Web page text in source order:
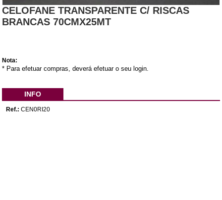
CELOFANE TRANSPARENTE C/ RISCAS
BRANCAS 70CMX25MT
Nota:
* Para efetuar compras, deverá efetuar o seu login.
INFO
Ref.: CEN0RI20